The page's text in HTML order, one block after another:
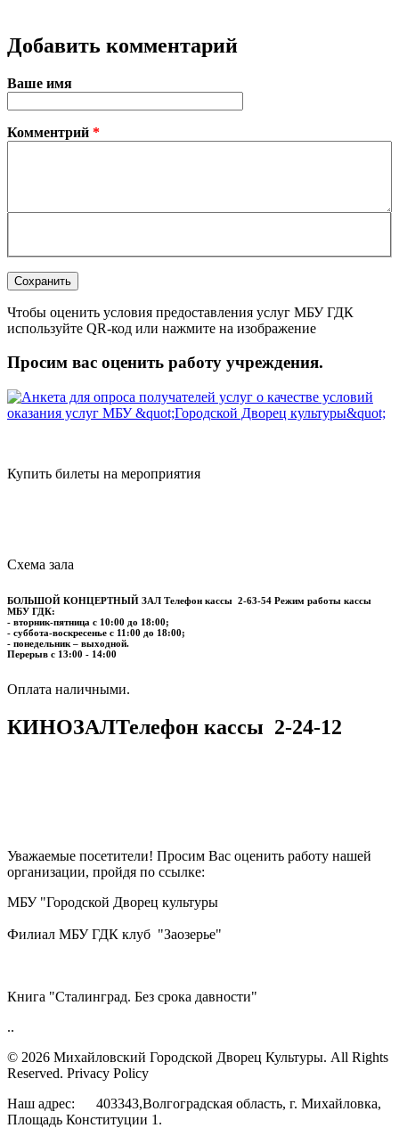
Добавить комментарий
Ваше имя
Комментрий *
Чтобы оценить условия предоставления услуг МБУ ГДК
используйте QR-код или нажмите на изображение
Просим вас оценить работу учреждения.
Купить билеты на мероприятия
Схема зала
БОЛЬШОЙ КОНЦЕРТНЫЙ ЗАЛ Телефон кассы 2-63-54 Режим работы кассы
МБУ ГДК:
- вторник-пятница с 10:00 до 18:00;
- суббота-воскресенье с 11:00 до 18:00;
- понедельник – выходной.
Перерыв с 13:00 - 14:00
​​​​​​​Оплата наличными.
КИНОЗАЛТелефон кассы 2-24-12
Уважаемые посетители! Просим Вас оценить работу нашей
организации, пройдя по ссылке:
МБУ "Городской Дворец культуры
Филиал МБУ ГДК клуб "Заозерье"
Книга "Сталинград. Без срока давности"
..
© 2026 Михайловский Городской Дворец Культуры. All Rights
Reserved. Privacy Policy
Наш адрес: 403343,Волгоградская область, г. Михайловка,
Площадь Конституции 1.